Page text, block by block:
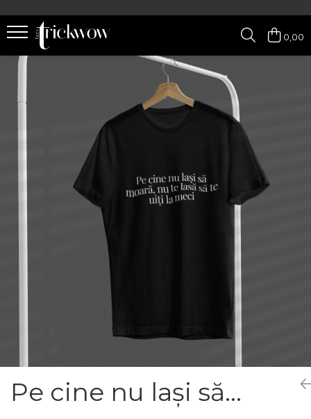
0,00
Pe cine nu lași să...